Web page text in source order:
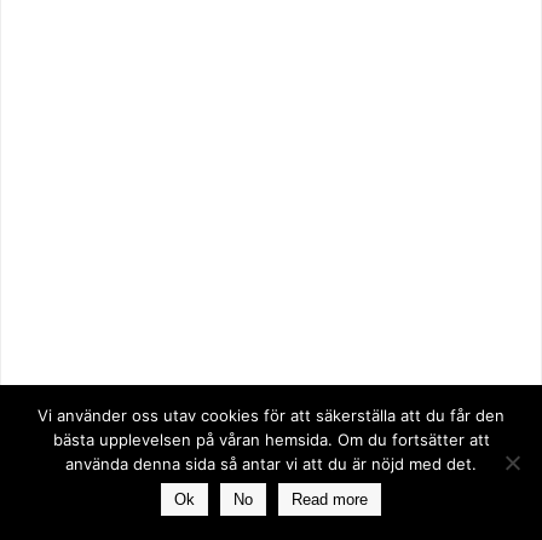
Ucast Sweden inför
Vi använder oss utav cookies för att säkerställa att du får den
bästa upplevelsen på våran hemsida. Om du fortsätter att
använda denna sida så antar vi att du är nöjd med det.
Ok No Read more